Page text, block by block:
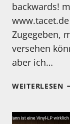
backwards!
Zugegeben,
versehen
aber ich…
WEITERLESEN
–